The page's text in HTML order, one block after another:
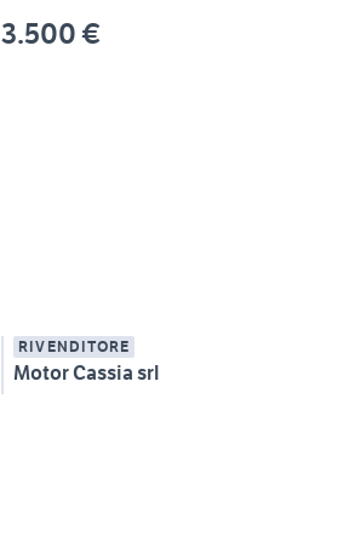
3.500 €
RIVENDITORE
Motor Cassia srl